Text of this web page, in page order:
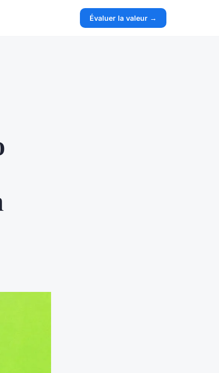
Évaluer la valeur →